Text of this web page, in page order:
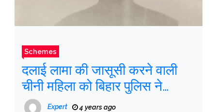
Schemes
दलाई लामा की जासूसी करने वाली
चीनी महिला को बिहार पुलिस ने
हिरासत में लिया
Expert 4 years ago